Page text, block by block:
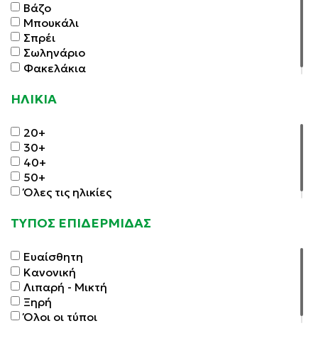
Βάζο
Μπουκάλι
Σπρέι
Σωληνάριο
Φακελάκια
ΗΛΙΚΙΑ
20+
30+
40+
50+
Όλες τις ηλικίες
ΤΥΠΟΣ ΕΠΙΔΕΡΜΙΔΑΣ
Ευαίσθητη
Κανονική
Λιπαρή - Μικτή
Ξηρή
Όλοι οι τύποι